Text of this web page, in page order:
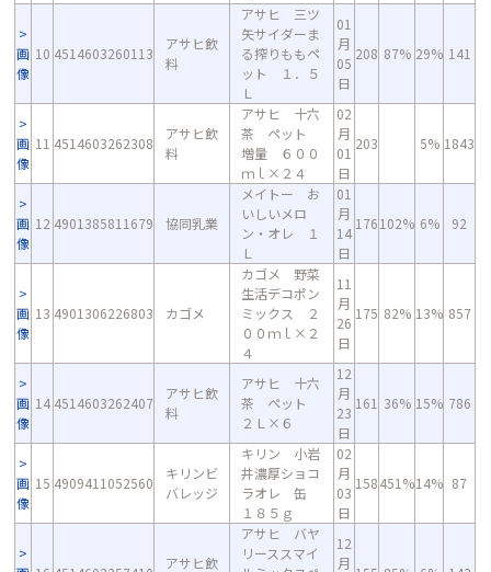
画
像
10 4514603260113
アサヒ飲
料
アサヒ 三ツ
矢サイダーま
る搾りももペ
ット １．５
Ｌ
01
月
05
日
208 87% 29% 141
画
像
11 4514603262308
アサヒ飲
料
アサヒ 十六
茶 ペット
増量 ６００
ｍｌ×２４
02
月
01
日
203 5% 1843
画
像
12 4901385811679 協同乳業
メイトー お
いしいメロ
ン・オレ １
Ｌ
01
月
14
日
176102% 6% 92
画
像
13 4901306226803 カゴメ
カゴメ 野菜
生活デコポン
ミックス ２
００ｍｌ×２
４
11
月
26
日
175 82% 13% 857
画
像
14 4514603262407
アサヒ飲
料
アサヒ 十六
茶 ペット
２Ｌ×６
12
月
23
日
161 36% 15% 786
画
像
15 4909411052560
キリンビ
バレッジ
キリン 小岩
井濃厚ショコ
ラオレ 缶
１８５ｇ
02
月
03
日
158451%14% 87
アサヒ飲
アサヒ バヤ
リーススマイ
12
月